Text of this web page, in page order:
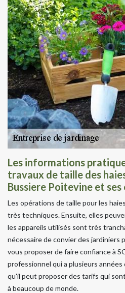
Les informations
travaux de taille des
Bussiere Poitevine et ses
Les opérations de taille pour les
très techniques. Ensuite, elles
les appareils utilisés sont très
nécessaire de convier des jardiniers
vous proposer de faire confiance à
professionnel qui a plusieurs
qu'il peut proposer des tarifs qui
à beaucoup de monde.